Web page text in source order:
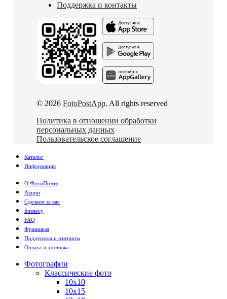
Поддержка и контакты
© 2026 FotoPostApp. All rights reserved
Политика в отношении обработки
персональных данных
Пользовательское соглашение
Каталог
Информация
О ФотоПочте
Акции
Сделаем за вас
Бизнесу
FAQ
Франшиза
Поддержка и контакты
Оплата и доставка
Фотографии
Классические фото
10х10
10х15